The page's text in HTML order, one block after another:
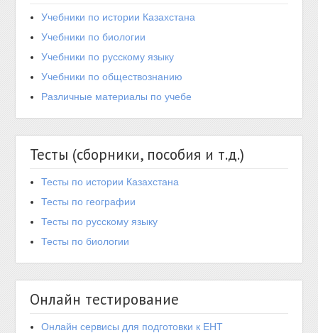
Учебники по истории Казахстана
Учебники по биологии
Учебники по русскому языку
Учебники по обществознанию
Различные материалы по учебе
Тесты (сборники, пособия и т.д.)
Тесты по истории Казахстана
Тесты по географии
Тесты по русскому языку
Тесты по биологии
Онлайн тестирование
Онлайн сервисы для подготовки к ЕНТ